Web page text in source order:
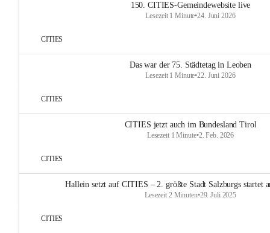
150. CITIES-Gemeindewebsite live
Lesezeit 1 Minute•24. Juni 2026
CITIES
Das war der 75. Städtetag in Leoben
Lesezeit 1 Minute•22. Juni 2026
CITIES
CITIES jetzt auch im Bundesland Tirol
Lesezeit 1 Minute•2. Feb. 2026
CITIES
Hallein setzt auf CITIES – 2. größte Stadt Salzburgs startet
Lesezeit 2 Minuten•29. Juli 2025
CITIES